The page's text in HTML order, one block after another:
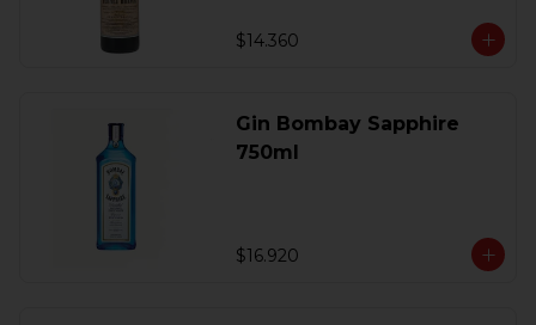
$14.360
Gin Bombay Sapphire
750ml
$16.920